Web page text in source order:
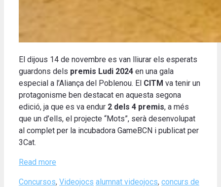
El dijous 14 de novembre es van lliurar els esperats
guardons dels premis Ludi 2024 en una gala
especial a l’Aliança del Poblenou. El CITM va tenir un
protagonisme ben destacat en aquesta segona
edició, ja que es va endur 2 dels 4 premis, a més
que un d’ells, el projecte “Mots”, serà desenvolupat
al complet per la incubadora GameBCN i publicat per
3Cat.
Read more
Categories
Concursos, Videojocs Tags
alumnat videojocs, concurs de